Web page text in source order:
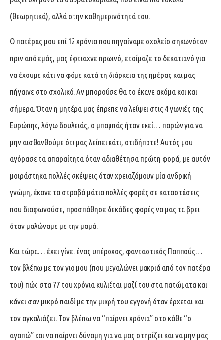
(θεωρητικά), αλλά στην καθημερινότητά του.
Ο πατέρας μου επί 12 χρόνια που πηγαίναμε σχολείο σηκωνόταν
πριν από εμάς, μας έφτιαχνε πρωινό, ετοίμαζε το δεκατιανό για
να έχουμε κάτι να φάμε κατά τη διάρκεια της ημέρας και μας
πήγαινε στο σχολικό. Αν μπορούσε θα το έκανε ακόμα και και
σήμερα. Όταν η μητέρα μας έπρεπε να λείψει στις 4 γωνιές της
Ευρώπης, λόγω δουλειάς, ο μπαμπάς ήταν εκεί… παρών για να
μην αισθανθούμε ότι μας λείπει κάτι, οτιδήποτε! Αυτός μου
αγόρασε τα απαραίτητα όταν αδιαθέτησα πρώτη φορά, με αυτόν
μοιράστηκα πολλές σκέψεις όταν χρειαζόμουν μία ανδρική
γνώμη, έκανε τα στραβά μάτια πολλές φορές σε καταστάσεις
που διαφωνούσε, προσπάθησε δεκάδες φορές να μας τα βρει
όταν μαλώναμε με την μαμά.
Και τώρα… έχει γίνει ένας υπέροχος, φανταστικός Παππούς…
τον βλέπω με τον γιο μου (που μεγαλώνει μακριά από τον πατέρα
του) πώς στα 77 του χρόνια κυλιέται μαζί του στα πατώματα και
κάνει σαν μικρό παιδί με την μικρή του εγγονή όταν έρχεται και
τον αγκαλιάζει. Τον βλέπω να “παίρνει χρόνια” στο κάθε “σ
αγαπώ” και να παίρνει δύναμη για να μας στηρίζει και να μην μας